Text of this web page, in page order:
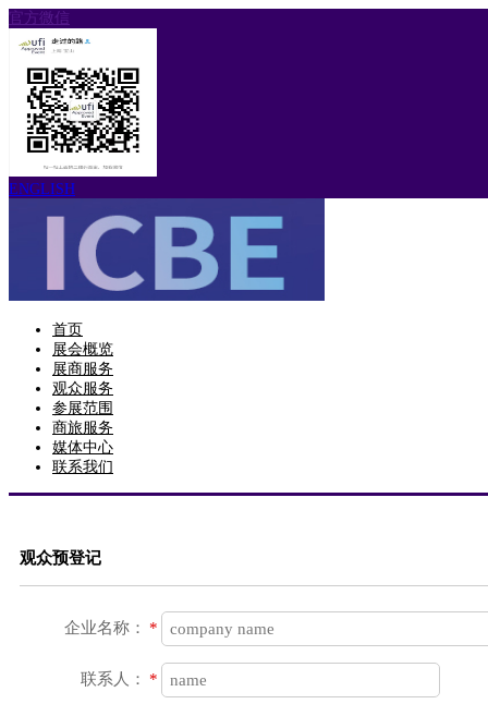
官方微信
ENGLISH
首页
展会概览
展商服务
观众服务
参展范围
商旅服务
媒体中心
联系我们
观众预登记
企业名称： *
联系人： *